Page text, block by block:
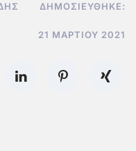
ΔΗΜΟΣΙΕΎΘΗΚΕ:
21 ΜΑΡΤΊΟΥ 2021